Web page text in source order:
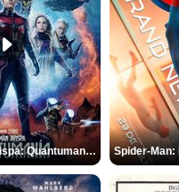
Ant-Man y la Avispa: Quantumanía Tráiler (2)